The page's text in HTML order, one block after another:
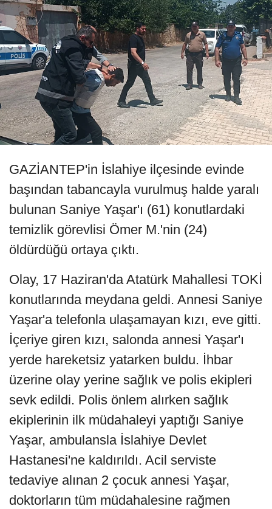
GAZİANTEP'in İslahiye ilçesinde evinde
başından tabancayla vurulmuş halde yaralı
bulunan Saniye Yaşar'ı (61) konutlardaki
temizlik görevlisi Ömer M.'nin (24)
öldürdüğü ortaya çıktı.
Olay, 17 Haziran'da Atatürk Mahallesi TOKİ
konutlarında meydana geldi. Annesi Saniye
Yaşar'a telefonla ulaşamayan kızı, eve gitti.
İçeriye giren kızı, salonda annesi Yaşar'ı
yerde hareketsiz yatarken buldu. İhbar
üzerine olay yerine sağlık ve polis ekipleri
sevk edildi. Polis önlem alırken sağlık
ekiplerinin ilk müdahaleyi yaptığı Saniye
Yaşar, ambulansla İslahiye Devlet
Hastanesi'ne kaldırıldı. Acil serviste
tedaviye alınan 2 çocuk annesi Yaşar,
doktorların tüm müdahalesine rağmen